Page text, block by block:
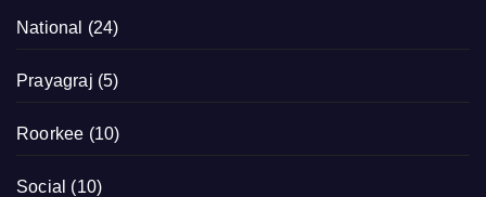
National (24)
Prayagraj (5)
Roorkee (10)
Social (10)